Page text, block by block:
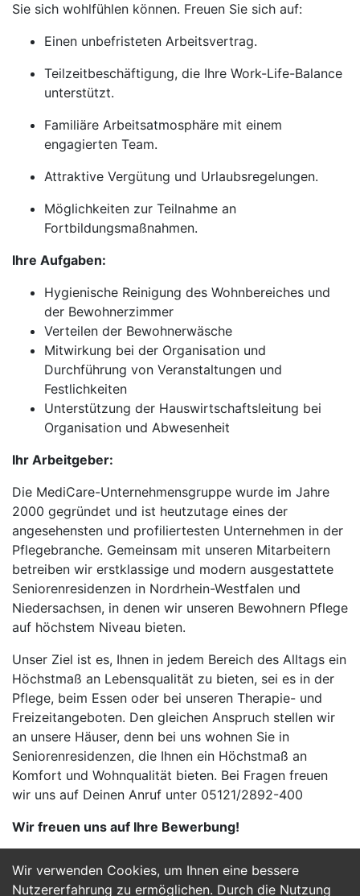
Wir verwenden Cookies, um Ihnen eine bessere
Nutzererfahrung zu ermöglichen. Durch die Nutzung
Sie sich wohlfühlen können. Freuen Sie sich auf:
Einen unbefristeten Arbeitsvertrag.
Teilzeitbeschäftigung, die Ihre Work-Life-Balance
unterstützt.
Familiäre Arbeitsatmosphäre mit einem
engagierten Team.
Attraktive Vergütung und Urlaubsregelungen.
Möglichkeiten zur Teilnahme an
Fortbildungsmaßnahmen.
Ihre Aufgaben:
Hygienische Reinigung des Wohnbereiches und
der Bewohnerzimmer
Verteilen der Bewohnerwäsche
Mitwirkung bei der Organisation und
Durchführung von Veranstaltungen und
Festlichkeiten
Unterstützung der Hauswirtschaftsleitung bei
Organisation und Abwesenheit
Ihr Arbeitgeber:
Die MediCare-Unternehmensgruppe wurde im Jahre
2000 gegründet und ist heutzutage eines der
angesehensten und profiliertesten Unternehmen in der
Pflegebranche. Gemeinsam mit unseren Mitarbeitern
betreiben wir erstklassige und modern ausgestattete
Seniorenresidenzen in Nordrhein-Westfalen und
Niedersachsen, in denen wir unseren Bewohnern Pflege
auf höchstem Niveau bieten.
Unser Ziel ist es, Ihnen in jedem Bereich des Alltags ein
Höchstmaß an Lebensqualität zu bieten, sei es in der
Pflege, beim Essen oder bei unseren Therapie- und
Freizeitangeboten. Den gleichen Anspruch stellen wir
an unsere Häuser, denn bei uns wohnen Sie in
Seniorenresidenzen, die Ihnen ein Höchstmaß an
Komfort und Wohnqualität bieten. Bei Fragen freuen
wir uns auf Deinen Anruf unter 05121/2892-400
Wir freuen uns auf Ihre Bewerbung!
Jetzt Bewerben